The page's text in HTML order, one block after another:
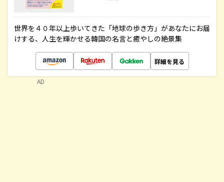
世界を４０年以上歩いてきた「地球の歩き方」があなたにお届
けする、人生を輝かせる韓国の名言と癒やしの絶景集
詳細を見る
AD